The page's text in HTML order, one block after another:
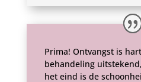
Prima! Ontvangst is
behandeling
het eind is de